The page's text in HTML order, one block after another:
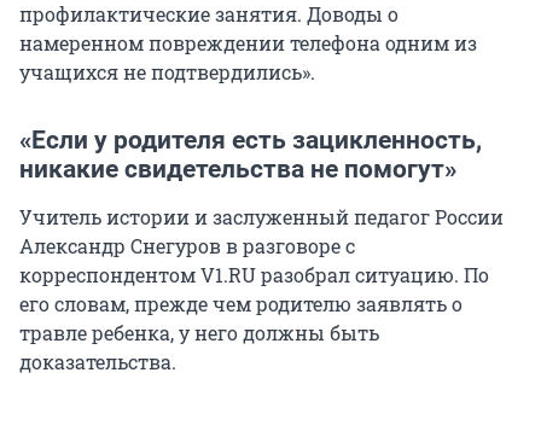
профилактические занятия. Доводы о
намеренном повреждении телефона одним из
учащихся не подтвердились».
«Если у родителя есть зацикленность,
никакие свидетельства не помогут»
Учитель истории и заслуженный педагог России
Александр Снегуров в разговоре с
корреспондентом V1.RU разобрал ситуацию. По
его словам, прежде чем родителю заявлять о
травле ребенка, у него должны быть
доказательства.